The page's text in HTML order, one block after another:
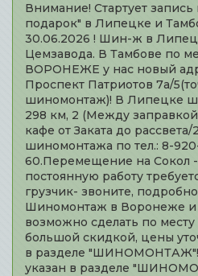
Внимание! Стартует
подарок" в Липецке и
30.06.2026 ! Шин-ж в
Цемзавода. В Тамбове по
ВОРОНЕЖЕ у нас новый
Проспект Патриотов 7а/
шиномонтаж)! В Липецке
298 км, 2 (Между
кафе от Заката до
шиномонтажа по тел.: 8-
60.Перемещение на Сокол -
постоянную работу
грузчик- звоните,
Шиномонтаж в Воронеже
возможно сделать по
большой скидкой, цены
в разделе "ШИНОМОНТАЖ"!
указан в разделе